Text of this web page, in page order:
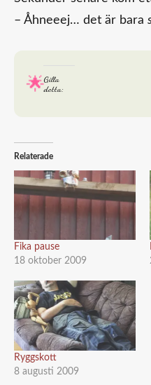
– Åhneeej… det är bara
Gilla
detta:
Relaterade
Fika pause
18 oktober 2009
Ryggskott
8 augusti 2009